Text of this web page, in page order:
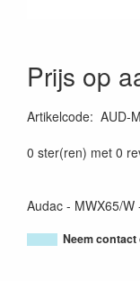
Prijs op
Artikelcode: AUD-
0 ster(ren) met 0
Audac - MWX65/
Neem